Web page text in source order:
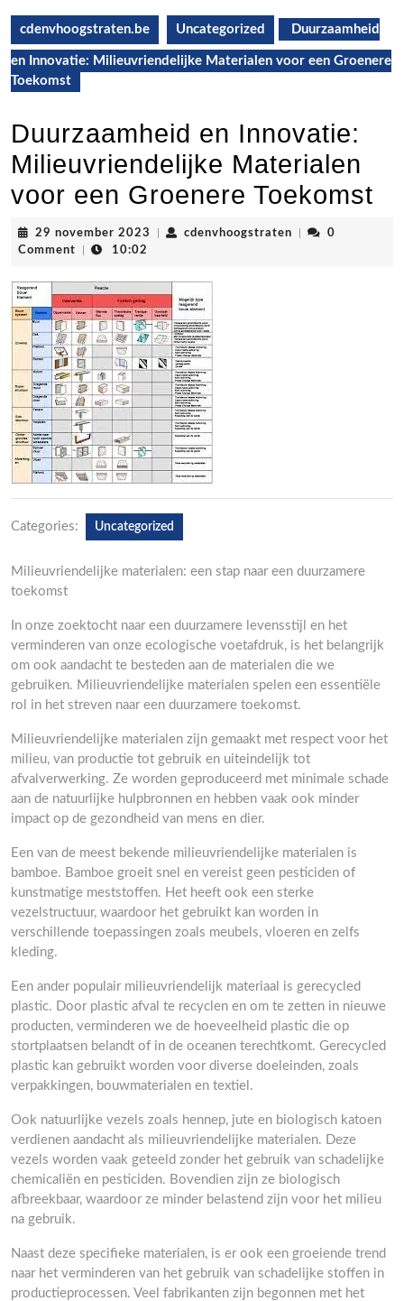
cdenvhoogstraten.be Uncategorized Duurzaamheid
en Innovatie: Milieuvriendelijke Materialen voor een Groenere
Toekomst
Duurzaamheid en Innovatie:
Milieuvriendelijke Materialen
voor een Groenere Toekomst
29 november 2023 29
cdenvhoogstraten cdenvhoogstraten
0
Comment
10:02
Categories: Uncategorized
Milieuvriendelijke materialen: een stap naar een duurzamere
toekomst
In onze zoektocht naar een duurzamere levensstijl en het
verminderen van onze ecologische voetafdruk, is het belangrijk
om ook aandacht te besteden aan de materialen die we
gebruiken. Milieuvriendelijke materialen spelen een essentiële
rol in het streven naar een duurzamere toekomst.
Milieuvriendelijke materialen zijn gemaakt met respect voor het
milieu, van productie tot gebruik en uiteindelijk tot
afvalverwerking. Ze worden geproduceerd met minimale schade
aan de natuurlijke hulpbronnen en hebben vaak ook minder
impact op de gezondheid van mens en dier.
Een van de meest bekende milieuvriendelijke materialen is
bamboe. Bamboe groeit snel en vereist geen pesticiden of
kunstmatige meststoffen. Het heeft ook een sterke
vezelstructuur, waardoor het gebruikt kan worden in
verschillende toepassingen zoals meubels, vloeren en zelfs
kleding.
Een ander populair milieuvriendelijk materiaal is gerecycled
plastic. Door plastic afval te recyclen en om te zetten in nieuwe
producten, verminderen we de hoeveelheid plastic die op
stortplaatsen belandt of in de oceanen terechtkomt. Gerecycled
plastic kan gebruikt worden voor diverse doeleinden, zoals
verpakkingen, bouwmaterialen en textiel.
Ook natuurlijke vezels zoals hennep, jute en biologisch katoen
verdienen aandacht als milieuvriendelijke materialen. Deze
vezels worden vaak geteeld zonder het gebruik van schadelijke
chemicaliën en pesticiden. Bovendien zijn ze biologisch
afbreekbaar, waardoor ze minder belastend zijn voor het milieu
na gebruik.
Naast deze specifieke materialen, is er ook een groeiende trend
naar het verminderen van het gebruik van schadelijke stoffen in
productieprocessen. Veel fabrikanten zijn begonnen met het